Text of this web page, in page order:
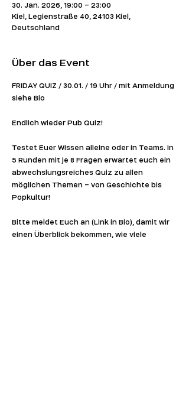
30. Jan. 2026, 19:00 – 23:00
Kiel, Legienstraße 40, 24103 Kiel,
Deutschland
Über das Event
FRIDAY QUIZ / 30.01. / 19 Uhr / mit Anmeldung
siehe Bio
Endlich wieder Pub Quiz!
Testet Euer Wissen alleine oder in Teams. In
5 Runden mit je 8 Fragen erwartet euch ein
abwechslungsreiches Quiz zu allen
möglichen Themen – von Geschichte bis
Popkultur!
Bitte meldet Euch an (Link in Bio), damit wir
einen Überblick bekommen, wie viele